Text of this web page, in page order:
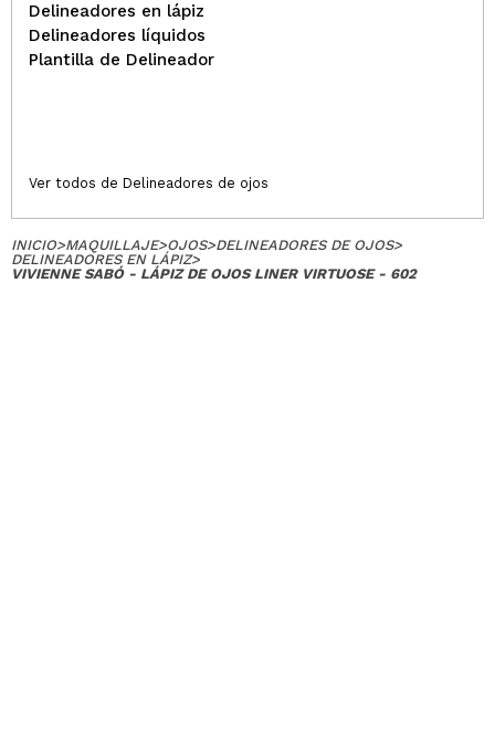
Delineadores en lápiz
Delineadores líquidos
Plantilla de Delineador
Ver todos de Delineadores de ojos
INICIO>MAQUILLAJE>OJOS>DELINEADORES DE OJOS>
DELINEADORES EN LÁPIZ>
VIVIENNE SABÓ - LÁPIZ DE OJOS LINER VIRTUOSE - 602